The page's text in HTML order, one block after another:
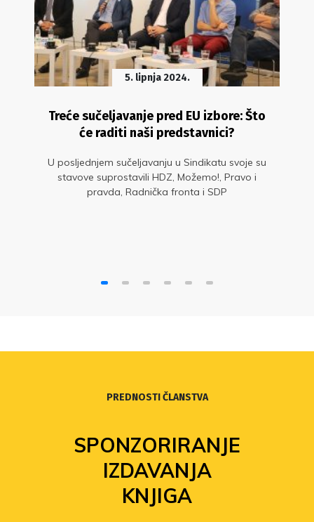
5. lipnja 2024.
Treće sučeljavanje pred EU izbore: Što
će raditi naši predstavnici?
U posljednjem sučeljavanju u Sindikatu svoje su
stavove suprostavili HDZ, Možemo!, Pravo i
pravda, Radnička fronta i SDP
PREDNOSTI ČLANSTVA
SPONZORIRANJE
IZDAVANJA
KNJIGA